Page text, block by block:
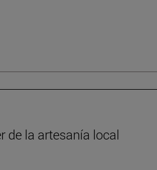
de la artesanía local